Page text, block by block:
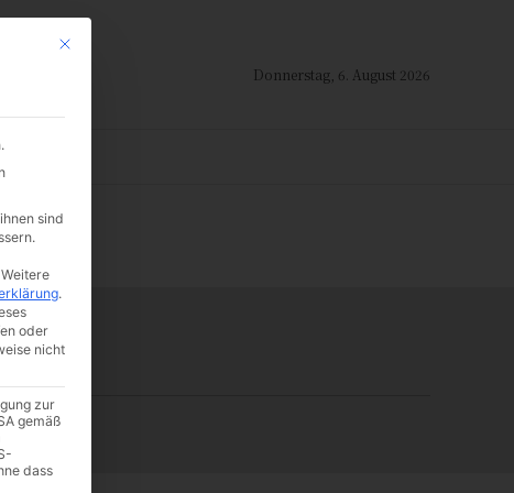
Donnerstag, 6. August 2026
Mit diesem Button wird der Dialog geschlossen. Seine Funktionalität ist
sind
Weitere
.
oder
nicht
zur
gemäß
dass